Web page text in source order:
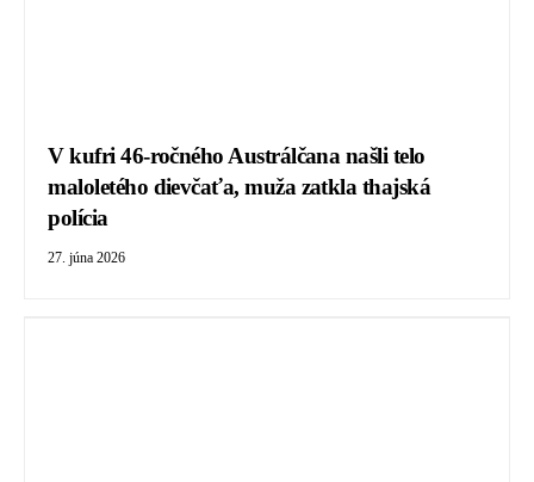
V kufri 46-ročného Austrálčana našli telo
maloletého dievčaťa, muža zatkla thajská
polícia
27. júna 2026